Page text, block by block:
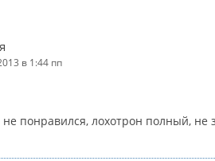
в 1:44 пп
понравился, лохотрон полный,